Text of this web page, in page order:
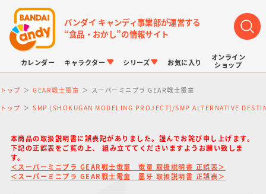
バンダイ キャンディ事業部が運営する
“食品・おかし”の情報サイト
カレンダー キャラクター シリーズ お気に入り
オンライン
ショップ
トップ GEAR戦士電童 スーパーミニプラ GEAR戦士電童
トップ SMP [SHOKUGAN MODELING PROJECT]/SMP ALTERNATIVE
本商品の取扱説明書に誤表記がありました。謹んでお詫び申し上げます。
下記の正誤表をご覧の上、 組み立ててくださいますようお願い致しま
す。
＜スーパーミニプラ GEAR戦士電童 電童 取扱説明書 正誤表＞
＜スーパーミニプラ GEAR戦士電童 凰牙 取扱説明書 正誤表＞